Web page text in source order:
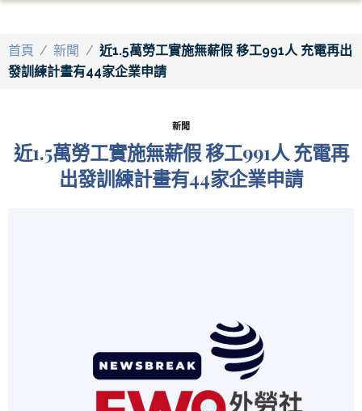
首頁 / 新聞 / 近1.5萬勞工實施無薪假 移工991人 充電再出
發訓練計畫有44家企業申請
新聞
近1.5萬勞工實施無薪假 移工991人 充電再
出發訓練計畫有44家企業申請